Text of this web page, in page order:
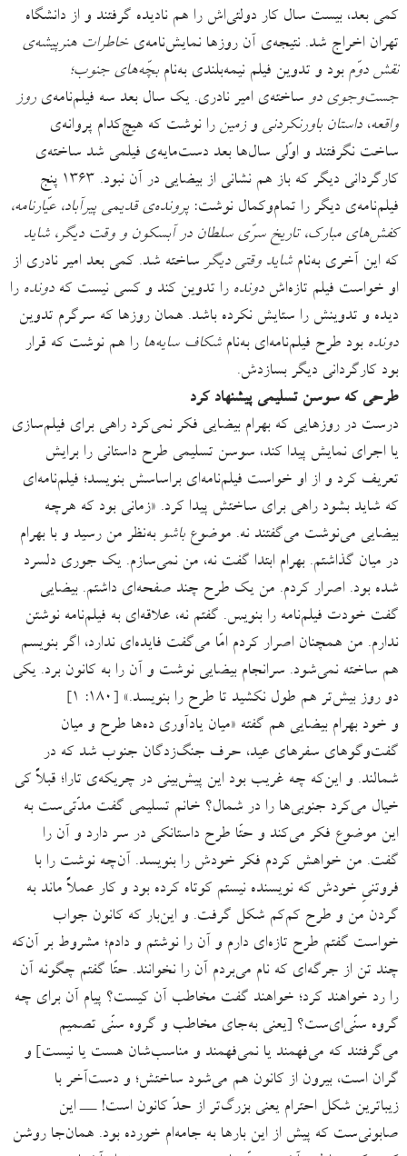
کمی بعد، بیست سال کار دولتی‌اش را هم نادیده گرفتند و از دانشگاه
تهران اخراج شد. نتیجه‌ی آن روزها نمایش‌نامه‌یخاطرات هنرپیشه‌ی
نقش دوّم بود و تدوین فیلم نیمه‌بلندی به‌نامبچّه‌های جنوب؛
جست‌وجوی دو ساخته‌ی امیر نادری. یک سال بعد سه فیلم‌نامه‌یروز
واقعه،داستان باورنکردنی وزمین را نوشت که هیچ‌‌کدام پروانه‌ی
ساخت نگرفتند و اوّلی سال‌ها بعد دست‌مایه‌ی فیلمی شد ساخته‌ی
کارگردانی دیگر که باز هم نشانی از بیضایی در آن نبود. ۱۳۶۳ پنج
فیلم‌نامه‌ی دیگر را تمام‌وکمال نوشت: پرونده‌ی قدیمی پیرآباد، عیّارنامه،
کفش‌های مبارک، تاریخ سرّی سلطان در آبسکون و وقت دیگر، شاید
که این آخری به‌نامشاید وقتی دیگر ساخته شد. کمی بعد امیر نادری از
او خواست فیلم تازه‌اشدونده را تدوین کند و کسی نیست کهدونده را
دیده و تدوینش را ستایش نکرده باشد. همان روزها که سرگرم تدوین
دونده بود طرح فیلم‌نامه‌ای به‌نامشکاف سایه‌ها را هم نوشت که قرار
بود کارگردانی دیگر بسازدش.
طرحی که سوسن تسلیمی پیشنهاد کرد
درست در روزهایی که بهرام بیضایی فکر نمی‌کرد راهی برای فیلم‌سازی
یا اجرای نمایش پیدا کند، سوسن تسلیمی طرح داستانی را برایش
تعریف کرد و از او خواست فیلم‌نامه‌ای براساسش بنویسد؛ فیلم‌نامه‌ای
که شاید بشود راهی برای ساختش پیدا کرد. «زمانی بود که هرچه
بیضایی می‌نوشت می‌گفتند نه. موضوعباشو به‌نظر من رسید و با بهرام
در میان گذاشتم. بهرام ابتدا گفت نه، من نمی‌سازم. یک جوری دلسرد
شده بود. اصرار کردم. من یک طرح چند صفحه‌ای داشتم. بیضایی
گفت خودت فیلم‌نامه را بنویس. گفتم نه، علاقه‌ای به فیلم‌نامه نوشتن
ندارم. من همچنان اصرار کردم امّا می‌گفت فایده‌ای ندارد، اگر بنویسم
هم ساخته نمی‌شود. سرانجام بیضایی نوشت و آن ‌را به کانون برد. یکی
دو روز بیش‌تر هم طول نکشید تا طرح را بنویسد.» [۱۸۰: ۱]
و خود بهرام بیضایی هم گفته «میان یادآوری ده‌ها طرح و میان
گفت‌وگوهای سفرهای عید، حرف جنگ‌زدگان جنوب شد که در
شمالند. و این‌که چه غریب بود این پیش‌بینی در چریکه‌ی تارا؛ قبلاً کی
خیال می‌کرد جنوبی‌ها را در شمال؟ خانم تسلیمی گفت مدّتی‌ست به
این موضوع فکر می‌کند و حتّا طرح داستانکی در سر دارد و آ‌ن ‌را
گفت. من خواهش کردم فکر خودش را بنویسد. آن‌چه نوشت را با
فروتنیِ خودش که نویسنده نیستم کوتاه کرده بود و کار عملاً ماند به
گردن من و طرح‌ کم‌کم شکل گرفت. و این‌بار که کانون جواب
خواست گفتم طرح تازه‌ای دارم و آن ‌را نوشتم و دادم؛ مشروط بر آن‌که
چند تن از جرگه‌ای که نام می‌بردم آن ‌را نخوانند. حتّا گفتم چگونه آن
‌را رد خواهند کرد؛ خواهند گفت مخاطب آن کیست؟ پیام آن برای چه
گروه سنّی‌ای‌ست؟ [یعنی به‌جای مخاطب و گروه سنّی تصمیم
می‌گرفتند که می‌فهمند یا نمی‌فهمند و مناسب‌شان هست یا نیست] و
گران است، بیرون از کانون هم می‌شود ساختش؛ و دست‌آخر با
زیباترین شکل احترام یعنی بزرگ‌تر از حدّ کانون است! ـــ این
صابونی‌ست که پیش از این بارها به جامه‌ام خورده بود. همان‌جا روشن